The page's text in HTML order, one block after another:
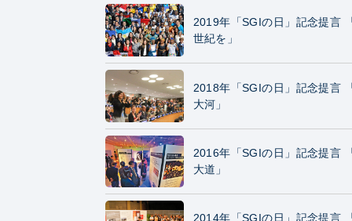
2019年「SGIの日」記念提言
世紀を」
2018年「SGIの日」記念提言
大河」
2016年「SGIの日」記念提言
大道」
2014年「SGIの日」記念提言